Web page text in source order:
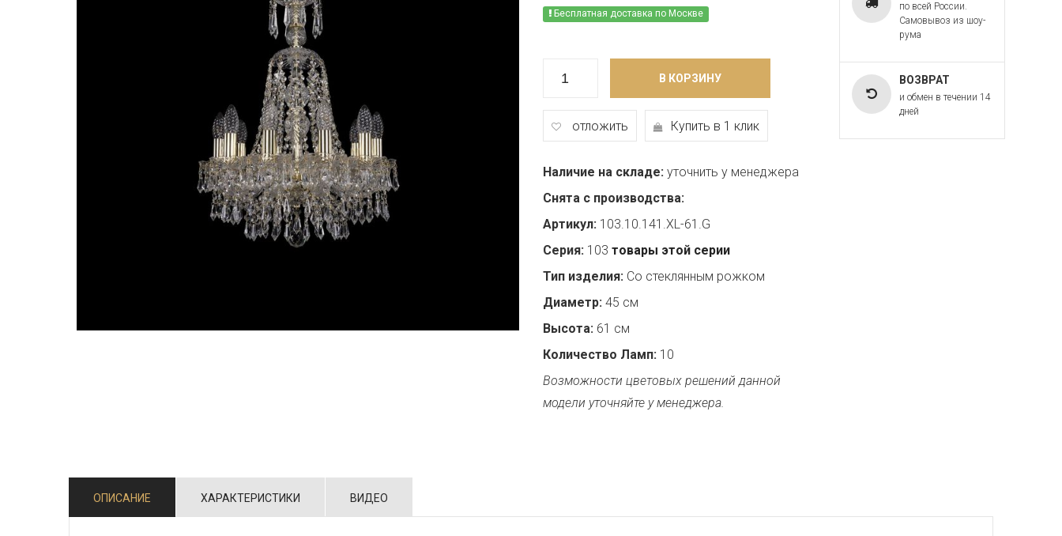
Бесплатная доставка по Москве
В КОРЗИНУ
отложить Купить в 1 клик
Наличие на складе: уточнить у менеджера
Снята с производства:
Артикул: 103.10.141.XL-61.G
Серия: 103 товары этой серии
Тип изделия: Со стеклянным рожком
Диаметр: 45 см
Высота: 61 см
Количество Ламп: 10
Возможности цветовых решений данной
модели уточняйте у менеджера.
по всей России.
Самовывоз из шоу-
рума
ВОЗВРАТ
и обмен в течении 14
дней
ОПИСАНИЕ ХАРАКТЕРИСТИКИ ВИДЕО